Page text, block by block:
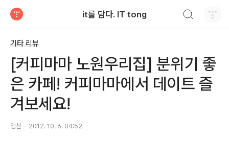
it를 담다. IT tong
기타 리뷰
[커피마마 노원우리집] 분위기 좋
은 카페! 커피마마에서 데이트 즐
겨보세요!
엠찬 2012. 10. 6. 04:52